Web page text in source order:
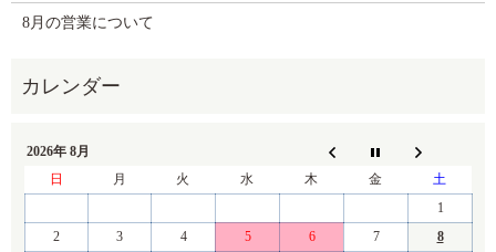
8月の営業について
2026年 8月
日
月 火 水 木 金
土
1
2
3 4 5 6 7
8